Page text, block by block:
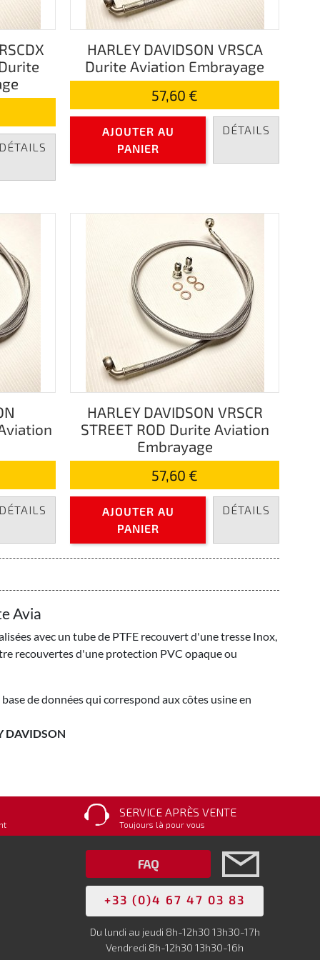
HARLEY DAVIDSON VRSCA
Durite Aviation Embrayage
57,60 €
AJOUTER AU
PANIER
DÉTAILS
HARLEY DAVIDSON VRSCR
STREET ROD Durite Aviation
Embrayage
57,60 €
AJOUTER AU
PANIER
DÉTAILS
Avia
avec un tube de PTFE recouvert d'une tresse Inox,
recouvertes d'une protection PVC opaque ou
de données qui correspond aux côtes usine en
DAVIDSON
SERVICE APRÈS VENTE
Toujours là pour vous
FAQ
+33 (0)4 67 47 03 83
Du lundi au jeudi 8h-12h30 13h30-17h
Vendredi 8h-12h30 13h30-16h